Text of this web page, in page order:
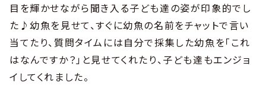
目を輝かせながら聞き入る子ども達の姿が印象的でし
た♪幼魚を見せて、すぐに幼魚の名前をチャットで言い
当てたり、質問タイムには自分で採集した幼魚を「これ
はなんですか？」と見せてくれたり、子ども達もエンジョ
イしてくれました。